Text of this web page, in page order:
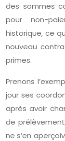
des sommes
pour non-
historique, ce
nouveau
primes.
Prenons
jour ses
après avoir
de
ne s’en